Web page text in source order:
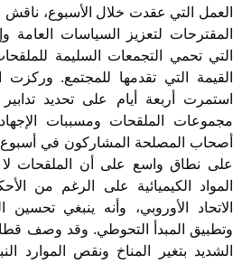
العمل التي عقدت خلال الأسبوع، ناقش
المقترحات لتعزيز السياسات
التي تحمي التجمعات السليمة
القيمة التي تقدمها للمجتمع. وركزت
استمرت أربعة أيام على تحديد
مجموعات الملقحات ومسببات
أصحاب المصلحة المشاركون في أسبوع
على نطاق واسع على أن الملقحات لا
المواد الكيميائية على الرغم من
الاتحاد الأوروبي، وأنه ينبغي
وتطبيق المبدأ التحوطي. وقد وصف
الشديد بتغير المناخ ونقص الموارد